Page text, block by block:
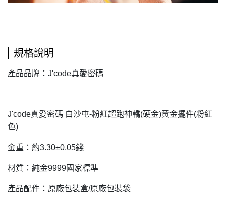
規格說明
產品品牌：J'code真愛密碼
J'code真愛密碼 白沙屯-粉紅超跑神轎(硬金)黃金擺件(粉紅
色)
金重：約3.30±0.05錢
材質：純金9999國家標準
產品配件：原廠包裝盒/原廠包裝袋